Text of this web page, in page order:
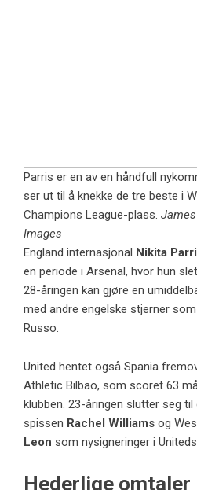
Parris er en av en håndfull
ser ut til å knekke de tre beste i
Champions League-plass.
Images
England internasjonal Nikita
en periode i Arsenal, hvor hun
28-åringen kan gjøre en
med andre engelske stjerner
Russo.
United hentet også Spania
Athletic Bilbao, som scoret 63
klubben. 23-åringen slutter seg
spissen Rachel Williams og
Leon som nysigneringer i
Hederlige omtaler